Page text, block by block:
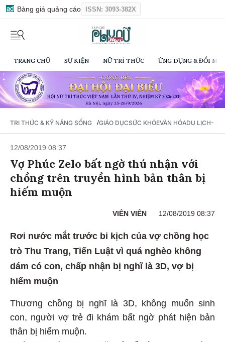
Bảng giá quảng cáo ISSN: 3093-382X
TRANG CHỦ SỰ KIỆN NỮ TRÍ THỨC ỨNG DỤNG & ĐỔI
TRI THỨC & KỸ NĂNG SỐNG /GIÁO DỤCSỨC KHỎEVĂN HÓADU LỊCH-
12/08/2019 08:37
Vợ Phúc Zelo bất ngờ thú nhận với
chồng trên truyền hình bản thân bị
hiếm muộn
VIÊN VIÊN 12/08/2019 08:37
Rơi nước mắt trước bi kịch của vợ chồng học
trò Thu Trang, Tiến Luật vì quá nghèo không
dám có con, chấp nhận bị nghĩ là 3D, vợ bị
hiếm muộn
Thương chồng bị nghĩ là 3D, không muốn sinh
con, người vợ trẻ đi khám bất ngờ phát hiện bản
thân bị hiếm muộn.